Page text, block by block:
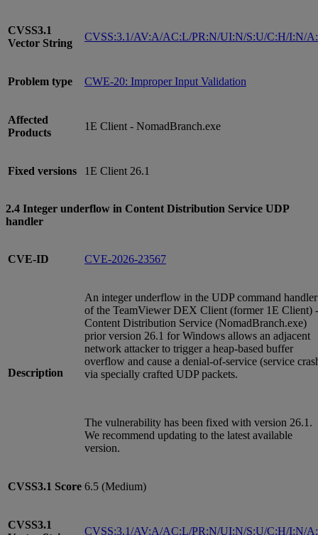
CVSS3.1
Vector String
CVSS:3.1/AV:A/AC:L/PR:N/UI:N/S:U/C:H/I:N/
Problem type CWE-20: Improper Input Validation
Affected
Products
1E Client - NomadBranch.exe
Fixed versions 1E Client 26.1
2.4 Integer underflow in Content Distribution Service UDP
handler
CVE-ID CVE-2026-23567
Description
An integer underflow in the UDP command handler
of the TeamViewer DEX Client (former 1E Client) -
Content Distribution Service (NomadBranch.exe)
prior version 26.1 for Windows allows an adjacent
network attacker to trigger a heap-based buffer
overflow and cause a denial-of-service (service
via specially crafted UDP packets.
The vulnerability has been fixed with version 26.1.
We recommend updating to the latest available
version.
CVSS3.1 Score 6.5 (Medium)
CVSS3.1
CVSS:3.1/AV:A/AC:L/PR:N/UI:N/S:U/C:H/I:N/